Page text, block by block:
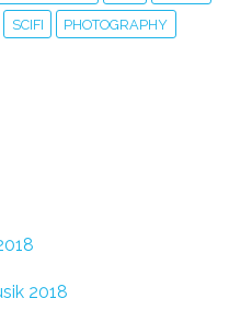
SCIFI PHOTOGRAPHY
2018